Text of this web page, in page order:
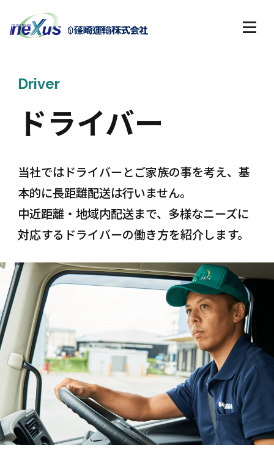
Driver
ドライバー
当社ではドライバーとご家族の事を考え、基
本的に長距離配送は行いません。
中近距離・地域内配送まで、多様なニーズに
対応するドライバーの働き方を紹介します。